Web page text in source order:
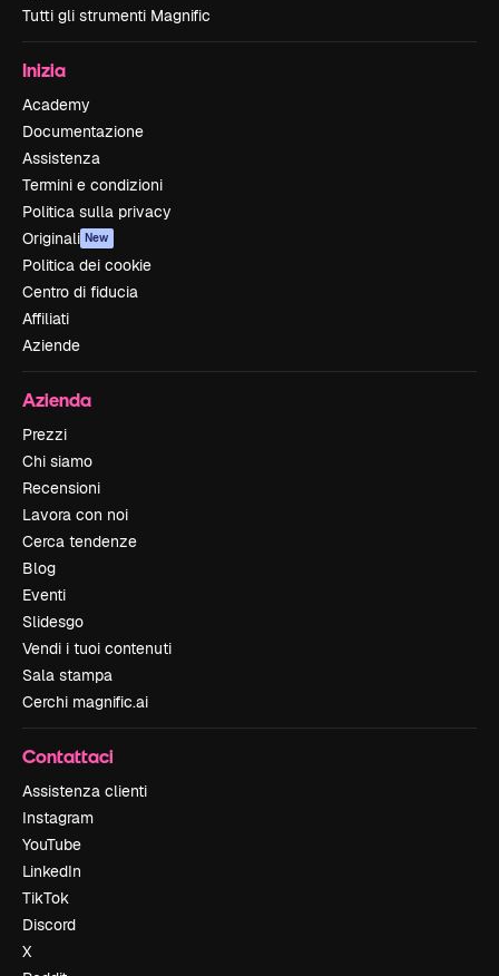
Tutti gli strumenti Magnific
Inizia
Academy
Documentazione
Assistenza
Termini e condizioni
Politica sulla privacy
Originali New
Politica dei cookie
Centro di fiducia
Affiliati
Aziende
Azienda
Prezzi
Chi siamo
Recensioni
Lavora con noi
Cerca tendenze
Blog
Eventi
Slidesgo
Vendi i tuoi contenuti
Sala stampa
Cerchi magnific.ai
Contattaci
Assistenza clienti
Instagram
YouTube
LinkedIn
TikTok
Discord
X